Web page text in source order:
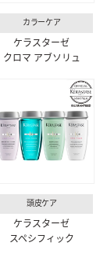
カラーケア
ケラスターゼ
クロマ アブソリュ
頭皮ケア
ケラスターゼ
スペシフィック